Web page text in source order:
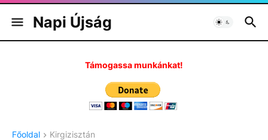
Napi Újság
Támogassa munkánkat!
Főoldal Kirgizisztán